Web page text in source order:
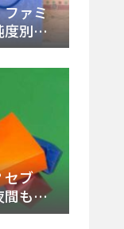
ファミ
度別お
とめ
セブ
間も買
探し方